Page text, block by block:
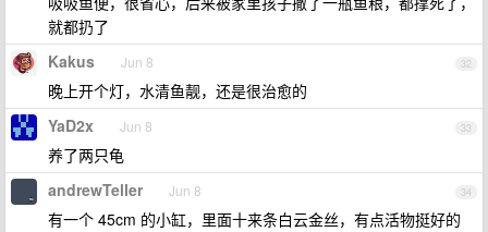
就都扔了
32
Kakus Jun 8
晚上开个灯，水清鱼靓，还是很治愈的
33
YaD2x Jun 8
养了两只龟
34
andrewTeller Jun 8
有一个 45cm 的小缸，里面十来条白云金丝，有点活物挺好的